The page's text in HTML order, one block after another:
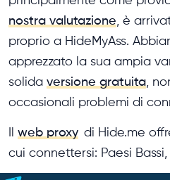
nostra valutazione, è
proprio a HideMyAss.
apprezzato la sua ampia
solida versione gratuita,
occasionali problemi di
web proxy di Hide.me
cui connettersi: Paesi